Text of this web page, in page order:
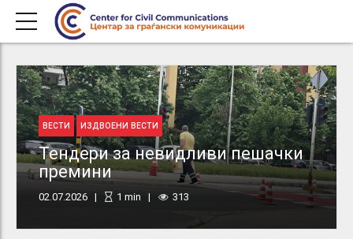
ВЕСТИ ИЗДВОЕНИ ВЕСТИ
Тендери за невидливи пешачки
премини
02.07.2026 1 min 313